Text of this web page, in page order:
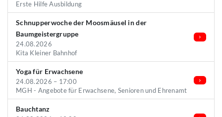
Erste Hilfe Ausbildung
Schnupperwoche der Moosmäusel in der
Baumgeistergruppe
24.08.2026
Kita Kleiner Bahnhof
Yoga für Erwachsene
24.08.2026 – 17:00
MGH - Angebote für Erwachsene, Senioren und Ehrenamt
Bauchtanz